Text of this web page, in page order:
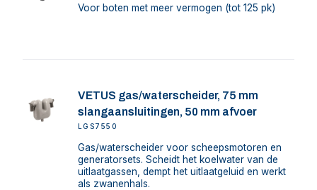
Voor boten met meer vermogen (tot 125 pk)
VETUS gas/waterscheider, 75 mm
slangaansluitingen, 50 mm afvoer
LGS7550
Gas/waterscheider voor scheepsmotoren en
generatorsets. Scheidt het koelwater van de
uitlaatgassen, dempt het uitlaatgeluid en werkt
als zwanenhals.